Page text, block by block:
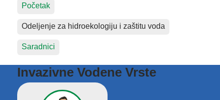
Početak
Odeljenje za hidroekologiju i zaštitu voda
Saradnici
Invazivne Vodene Vrste